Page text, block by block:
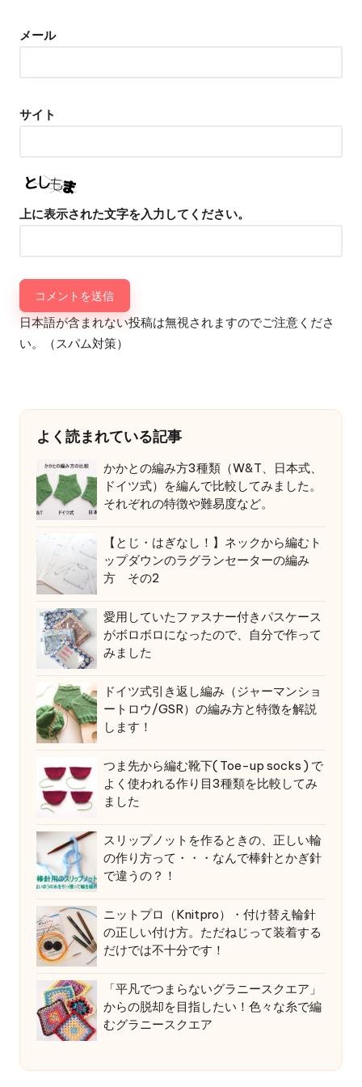
メール
サイト
上に表示された文字を入力してください。
日本語が含まれない投稿は無視されますのでご注意くださ
い。（スパム対策）
よく読まれている記事
かかとの編み方3種類（W&T、日本式、
ドイツ式）を編んで比較してみました。
それぞれの特徴や難易度など。
【とじ・はぎなし！】ネックから編むト
ップダウンのラグランセーターの編み
方 その2
愛用していたファスナー付きパスケース
がボロボロになったので、自分で作って
みました
ドイツ式引き返し編み（ジャーマンショ
ートロウ/GSR）の編み方と特徴を解説
します！
つま先から編む靴下( Toe-up socks ) で
よく使われる作り目3種類を比較してみ
ました
スリップノットを作るときの、正しい輪
の作り方って・・・なんで棒針とかぎ針
で違うの？！
ニットプロ（Knitpro）・付け替え輪針
の正しい付け方。ただねじって装着する
だけでは不十分です！
「平凡でつまらないグラニースクエア」
からの脱却を目指したい！色々な糸で編
むグラニースクエア